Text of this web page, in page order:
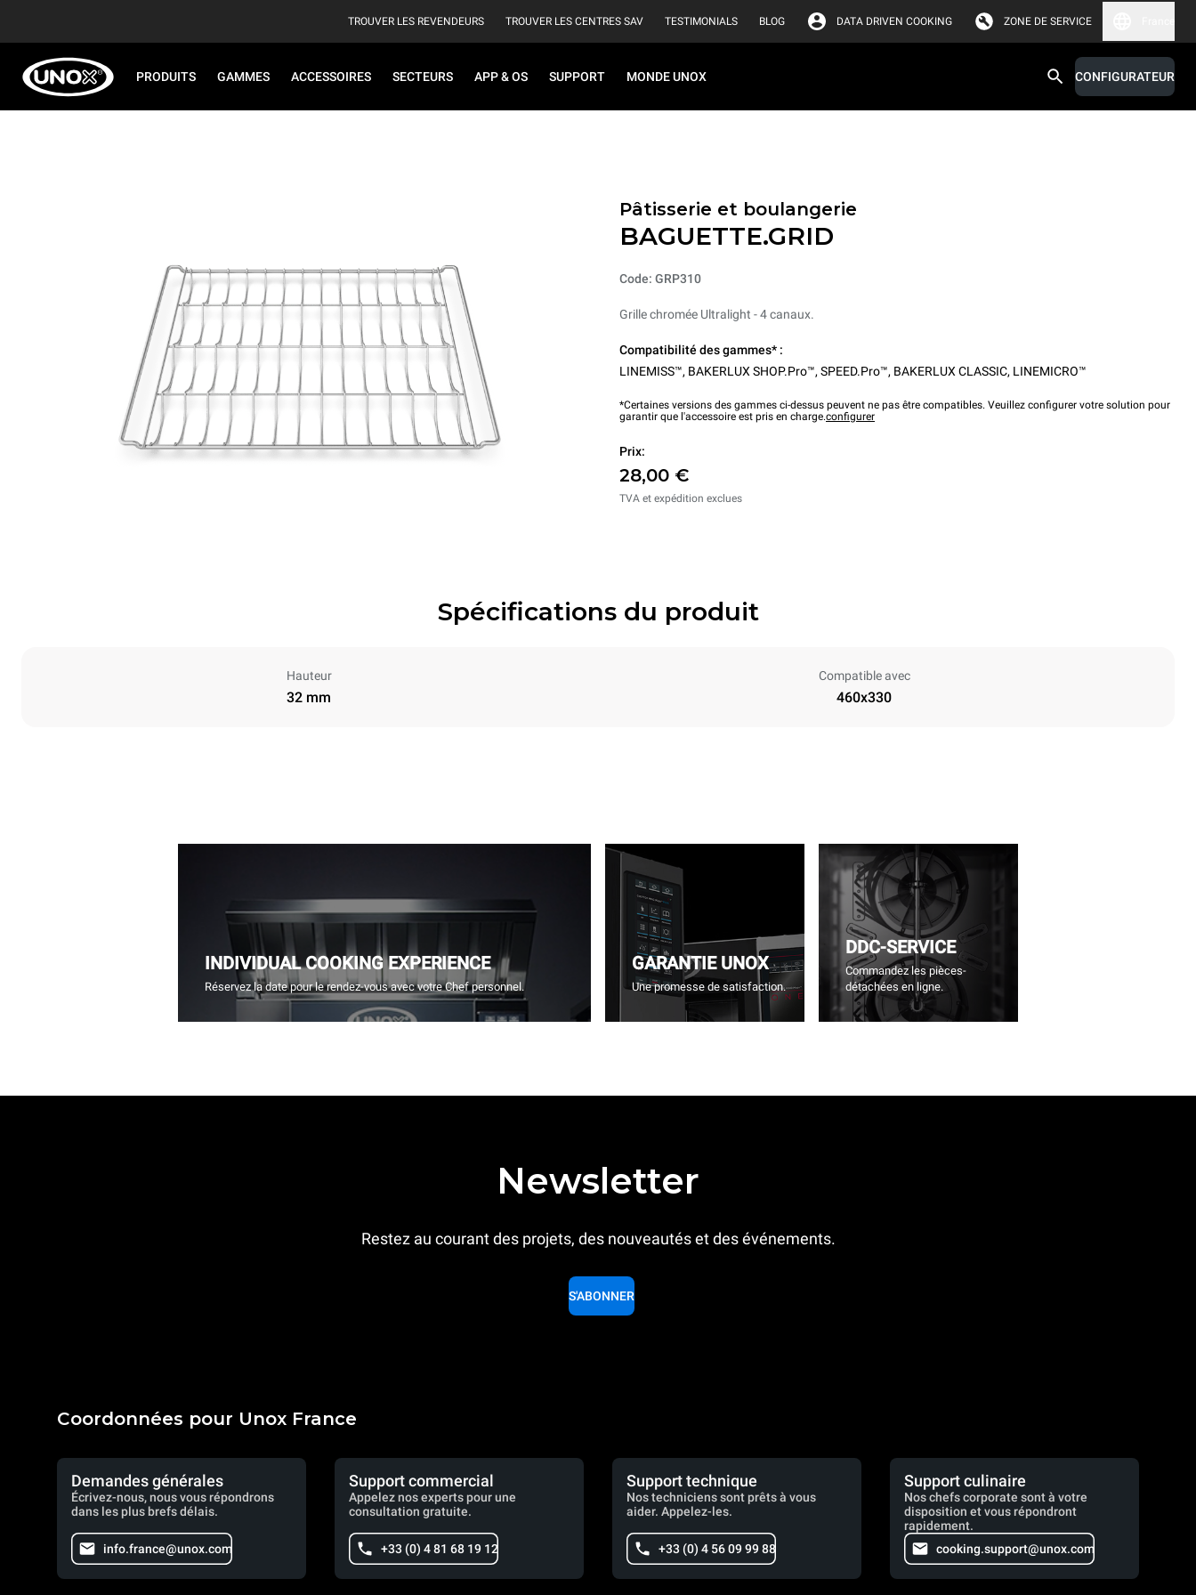
TROUVER LES REVENDEURS TROUVER LES CENTRES SAV TESTIMONIALS BLOG DATA DRIVEN COOKING ZONE DE SERVICE
PRODUITS GAMMES ACCESSOIRES SECTEURS APP & OS SUPPORT MONDE UNOX CONFIGURATEUR
Pâtisserie et boulangerie
BAGUETTE.GRID
Code: GRP310
Grille chromée Ultralight - 4 canaux.
Compatibilité des gammes* :
LINEMISS™, BAKERLUX SHOP.Pro™, SPEED.Pro™, BAKERLUX CLASSIC, LINEMICRO™
*Certaines versions des gammes ci-dessus peuvent ne pas être compatibles. Veuillez configurer votre solution pour
garantir que l'accessoire est pris en charge.configurer
Prix:
28,00 €
TVA et expédition exclues
Spécifications du produit
Hauteur
32 mm
Compatible avec
460x330
INDIVIDUAL COOKING EXPERIENCE
Réservez la date pour le rendez-vous avec votre Chef personnel.
GARANTIE UNOX
Une promesse de satisfaction.
DDC-SERVICE
Commandez les pièces-
détachées en ligne.
Newsletter
Restez au courant des projets, des nouveautés et des événements.
S'ABONNER
Coordonnées pour Unox France
Demandes générales
Écrivez-nous, nous vous répondrons
dans les plus brefs délais.
info.france@unox.com
Support commercial
Appelez nos experts pour une
consultation gratuite.
+33 (0) 4 81 68 19 12
Support technique
Nos techniciens sont prêts à vous
aider. Appelez-les.
+33 (0) 4 56 09 99 88
Support culinaire
Nos chefs corporate sont à votre
disposition et vous répondront
rapidement.
cooking.support@unox.com